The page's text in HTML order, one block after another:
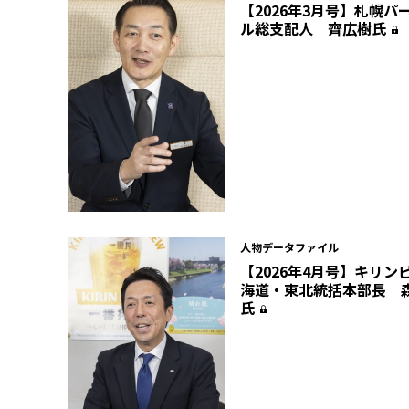
【2026年3月号】札幌パ
ル総支配人 齊広樹氏
人物データファイル
【2026年4月号】キリン
海道・東北統括本部長
氏